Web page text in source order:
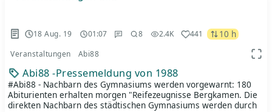
18 Aug. 19 01:07 8 2.4K 441 10 h
Veranstaltungen Abi88
Abi88 -Pressemeldung von 1988
#Abi88 - Nachbarn des Gymnasiums werden vorgewarnt: 180
Abiturienten erhalten morgen "Reifezeugnisse Bergkamen. Die
direkten Nachbarn des städtischen Gymnasiums werden durch